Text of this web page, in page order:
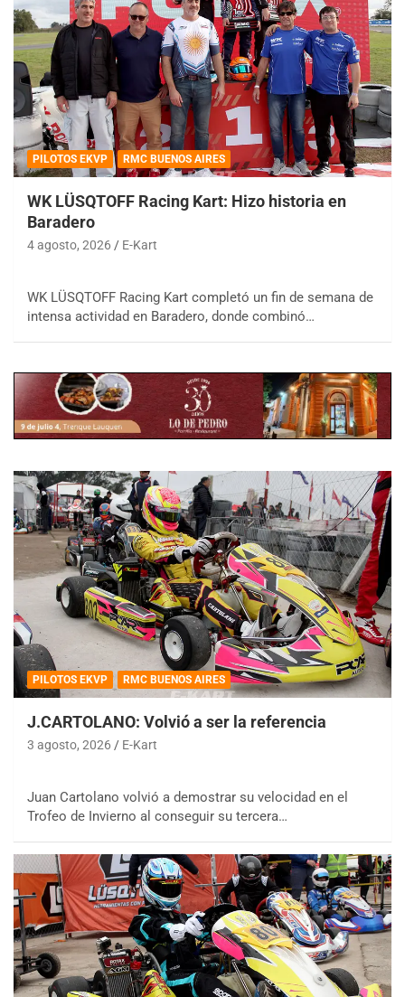
PILOTOS EKVP RMC BUENOS AIRES
WK LÜSQTOFF Racing Kart: Hizo historia en
Baradero
4 agosto, 2026 E-Kart
WK LÜSQTOFF Racing Kart completó un fin de semana de
intensa actividad en Baradero, donde combinó…
PILOTOS EKVP RMC BUENOS AIRES
J.CARTOLANO: Volvió a ser la referencia
3 agosto, 2026 E-Kart
Juan Cartolano volvió a demostrar su velocidad en el
Trofeo de Invierno al conseguir su tercera…